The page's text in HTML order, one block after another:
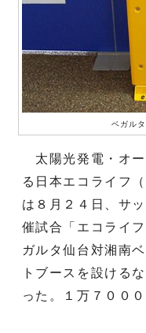
ベガル
太陽光発電・オー
る日本エコライフ
は８月２４日、サ
催試合「エコライ
ガルタ仙台対湘南
トブースを設ける
った。１万７００